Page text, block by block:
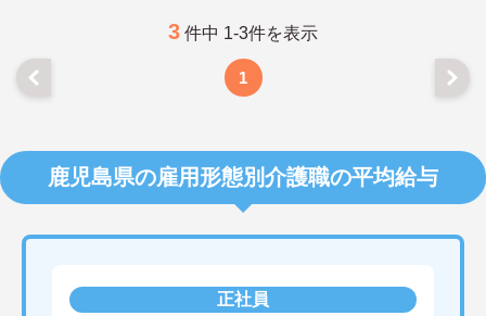
3 件中 1-3件を表示
1
鹿児島県の雇用形態別介護職の平均給与
正社員